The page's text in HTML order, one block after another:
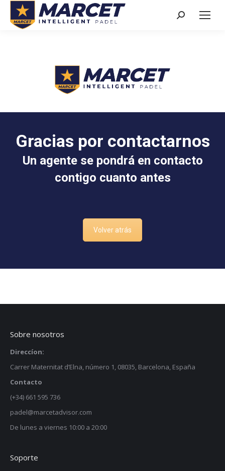
Buscar:
Gracias por contactarnos
Un agente se pondrá en contacto
contigo cuanto antes
Volver atrás
Sobre nosotros
Direccíon:
Carrer Maternitat d’Elna, número 1, 08035, Barcelona, España
Contacto
(+34) 661 595 736
padel@marcetadvisor.com
De lunes a viernes 10:00 a 20:00
Soporte